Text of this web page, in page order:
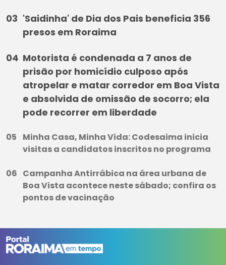
'Saidinha' de Dia dos Pais beneficia 356
presos em Roraima
Motorista é condenada a 7 anos de
prisão por homicídio culposo após
atropelar e matar corredor em Boa Vista
e absolvida de omissão de socorro; ela
pode recorrer em liberdade
Minha Casa, Minha Vida: Codesaima inicia
visitas a candidatos inscritos no programa
Campanha Antirrábica na área urbana de
Boa Vista acontece neste sábado; confira os
pontos de vacinação